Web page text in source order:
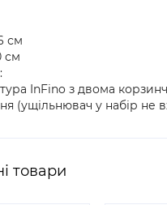
см
см
InFino з двома
(ущільнювач у набір не
товари